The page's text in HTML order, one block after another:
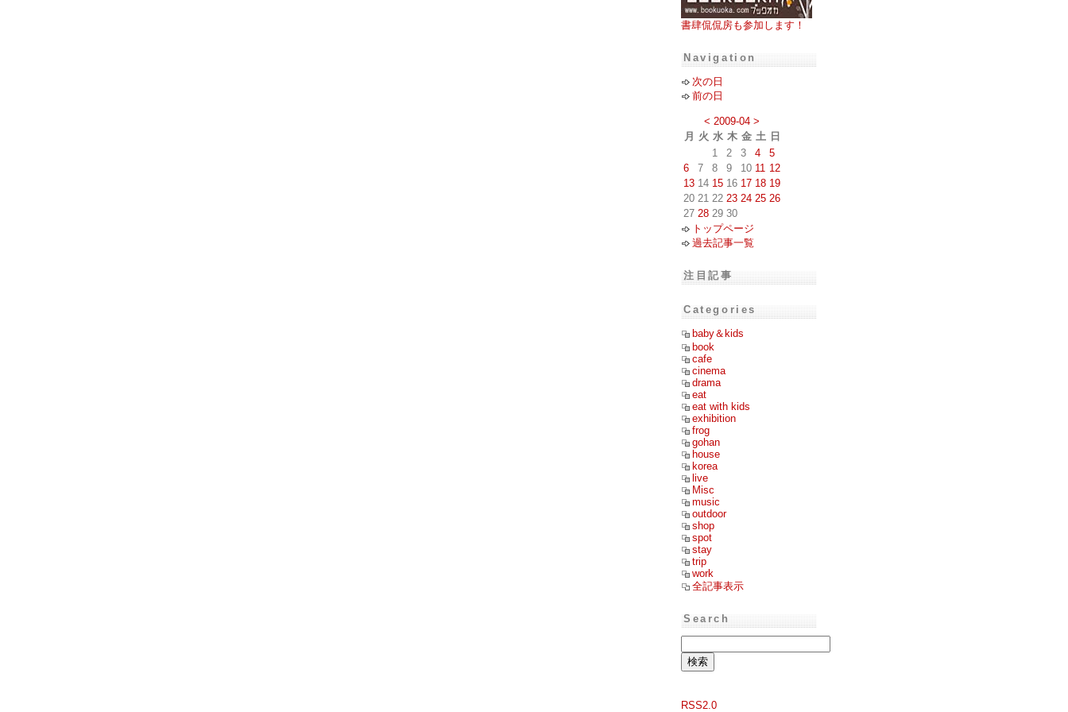
書肆侃侃房も参加します！
Navigation
次の日
前の日
< 2009-04 >
月
火 水 木 金 土 日
1
2 3 4
5
6
7 8 9 10 11 12
13 14 15 16 17 18 19
20 21 22 23 24 25 26
27 28 29 30
トップページ
過去記事一覧
注目記事
Categories
baby＆kids
book
cafe
cinema
drama
eat
eat with kids
exhibition
frog
gohan
house
korea
live
Misc
music
outdoor
shop
spot
stay
trip
work
全記事表示
Search
RSS2.0